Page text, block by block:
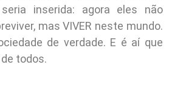
inserida: agora eles não
mas VIVER neste mundo.
de verdade. E é aí que
todos.